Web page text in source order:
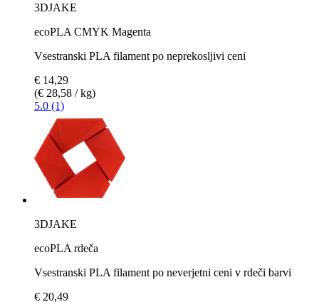
3DJAKE
ecoPLA CMYK Magenta
Vsestranski PLA filament po neprekosljivi ceni
€ 14,29
(€ 28,58 / kg)
5.0 (1)
3DJAKE
ecoPLA rdeča
Vsestranski PLA filament po neverjetni ceni v rdeči barvi
€ 20,49